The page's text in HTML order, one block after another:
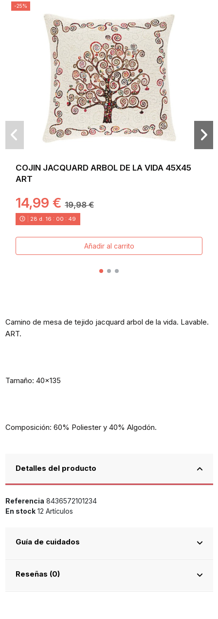
-25%
COJIN JACQUARD ARBOL DE LA VIDA 45X45
ART
14,99 € 19,98 €
28 d. 16 : 00 : 48
Añadir al carrito
Camino de mesa de tejido jacquard arbol de la vida. Lavable.
ART.
Tamaño: 40x135
Composición: 60% Poliester y 40% Algodón.
Detalles del producto
Referencia 8436572101234
En stock 12 Artículos
Guía de cuidados
Reseñas (0)